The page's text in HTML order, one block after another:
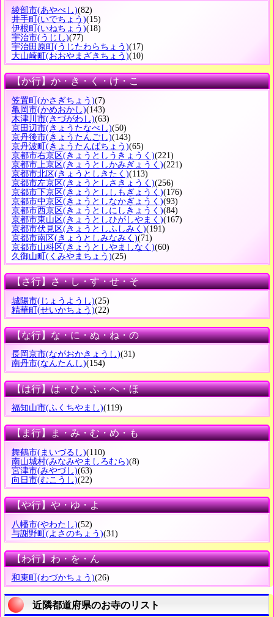
綾部市(あやべし)(82)
井手町 (いでちょう)(15)
伊根町 (いねちょう)(18)
宇治市(うじし)(77)
宇治田原町 (うじたわらちょう)(17)
大山崎町 (おおやまざきちょう)(10)
【か行】か・き・く・け・こ
笠置町 (かさぎちょう)(7)
亀岡市(かめおかし)(143)
木津川市(きづがわし)(63)
京田辺市(きょうたなべし)(50)
京丹後市(きょうたんごし)(143)
京丹波町 (きょうたんばちょう)(65)
京都市右京区(きょうとしうきょうく)(221)
京都市上京区(きょうとしかみぎょうく)(221)
京都市北区(きょうとしきたく)(113)
京都市左京区(きょうとしさきょうく)(256)
京都市下京区(きょうとししもぎょうく)(176)
京都市中京区(きょうとしなかぎょうく)(93)
京都市西京区(きょうとしにしきょうく)(84)
京都市東山区(きょうとしひがしやまく)(167)
京都市伏見区(きょうとしふしみく)(191)
京都市南区(きょうとしみなみく)(71)
京都市山科区(きょうとしやましなく)(60)
久御山町 (くみやまちょう)(25)
【さ行】さ・し・す・せ・そ
城陽市(じょうようし)(25)
精華町(せいかちょう)(22)
【な行】な・に・ぬ・ね・の
長岡京市(ながおかきょうし)(31)
南丹市(なんたんし)(154)
【は行】は・ひ・ふ・へ・ほ
福知山市(ふくちやまし)(119)
【ま行】ま・み・む・め・も
舞鶴市(まいづるし)(110)
南山城村(みなみやましろむら)(8)
宮津市(みやづし)(63)
向日市(むこうし)(22)
【や行】や・ゆ・よ
八幡市(やわたし)(52)
与謝野町(よさのちょう)(31)
【わ行】わ・を・ん
和束町 (わづかちょう)(26)
近隣都道府県のお寺のリスト